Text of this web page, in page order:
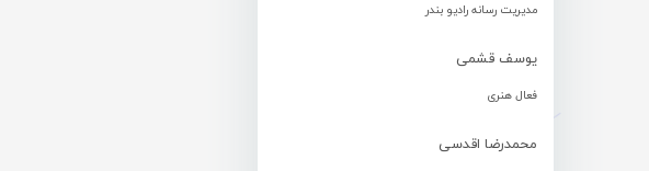
مدیریت رسانه رادیو بندر
یوسف قشمی
فعال هنری
محمدرضا اقدسی